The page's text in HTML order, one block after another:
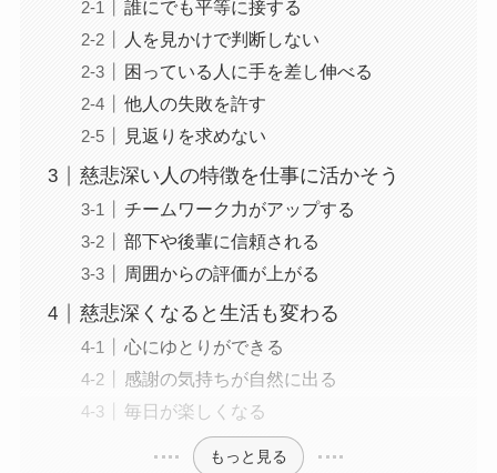
誰にでも平等に接する
人を見かけで判断しない
困っている人に手を差し伸べる
他人の失敗を許す
見返りを求めない
慈悲深い人の特徴を仕事に活かそう
チームワーク力がアップする
部下や後輩に信頼される
周囲からの評価が上がる
慈悲深くなると生活も変わる
心にゆとりができる
感謝の気持ちが自然に出る
毎日が楽しくなる
もっと見る